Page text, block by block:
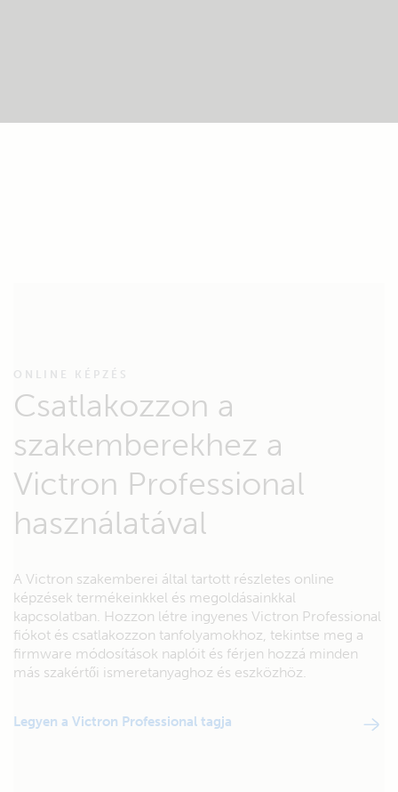
ONLINE KÉPZÉS
Csatlakozzon a
szakemberekhez a
Victron Professional
használatával
A Victron szakemberei által tartott részletes online
képzések termékeinkkel és megoldásainkkal
kapcsolatban. Hozzon létre ingyenes Victron Professional
fiókot és csatlakozzon tanfolyamokhoz, tekintse meg a
firmware módosítások naplóit és férjen hozzá minden
más szakértői ismeretanyaghoz és eszközhöz.
Legyen a Victron Professional tagja